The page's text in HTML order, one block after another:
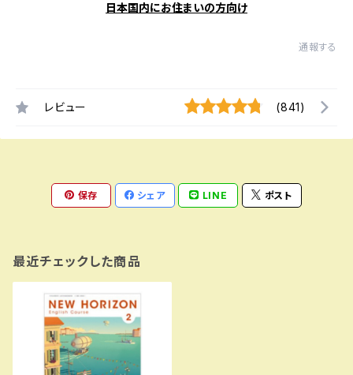
日本国内にお住まいの方向け
通報する
レビュー (841)
保存 シェア LINE ポスト
最近チェックした商品